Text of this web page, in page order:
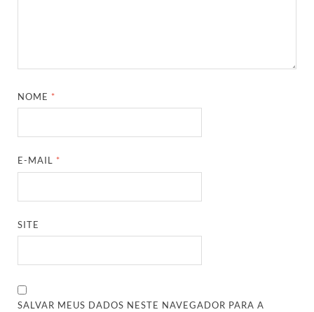
NOME *
E-MAIL *
SITE
SALVAR MEUS DADOS NESTE NAVEGADOR PARA A